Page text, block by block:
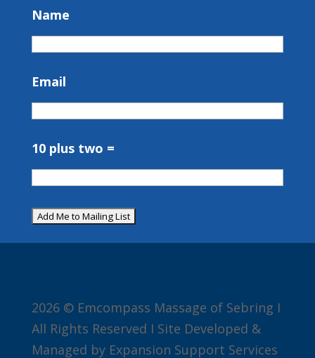
Name
Email
10 plus two =
2026 © Emcompass Massage of Sebring I
All Rights Reserved I Site Developed &
Managed by Expansion Support Services